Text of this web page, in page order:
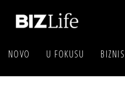
NOVO U FOKUSU BIZNIS